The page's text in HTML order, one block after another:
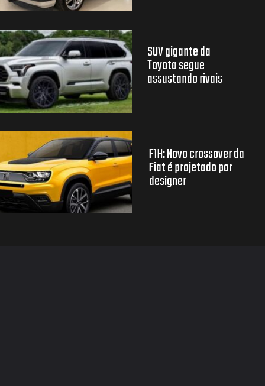
SUV gigante da
Toyota segue
assustando rivais
F1H: Novo crossover da
Fiat é projetado por
designer